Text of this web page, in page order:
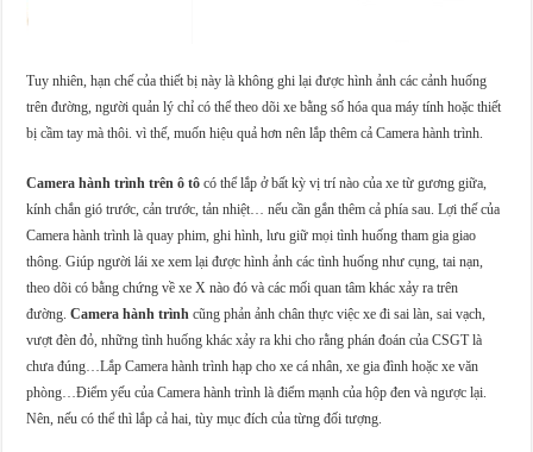
Tuy nhiên, hạn chế của thiết bị này là không ghi lại được hình ảnh các cảnh huống
trên đường, người quản lý chỉ có thể theo dõi xe bằng số hóa qua máy tính hoặc thiết
bị cầm tay mà thôi. vì thế, muốn hiệu quả hơn nên lắp thêm cả Camera hành trình.
Camera hành trình trên ô tô có thể lắp ở bất kỳ vị trí nào của xe từ gương giữa,
kính chắn gió trước, cản trước, tản nhiệt… nếu cần gắn thêm cả phía sau. Lợi thế của
Camera hành trình là quay phim, ghi hình, lưu giữ mọi tình huống tham gia giao
thông. Giúp người lái xe xem lại được hình ảnh các tình huống như cụng, tai nạn,
theo dõi có bằng chứng về xe X nào đó và các mối quan tâm khác xảy ra trên
đường.Camera hành trình cũng phản ảnh chân thực việc xe đi sai làn, sai vạch,
vượt đèn đỏ, những tình huống khác xảy ra khi cho rằng phán đoán của CSGT là
chưa đúng…Lắp Camera hành trình hạp cho xe cá nhân, xe gia đình hoặc xe văn
phòng…Điểm yếu của Camera hành trình là điểm mạnh của hộp đen và ngược lại.
Nên, nếu có thể thì lắp cả hai, tùy mục đích của từng đối tượng.